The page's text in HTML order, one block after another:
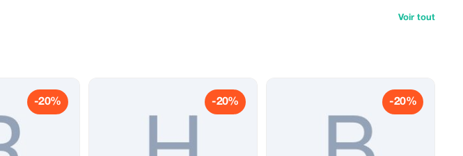
Voir tout
-20% -20% -20%